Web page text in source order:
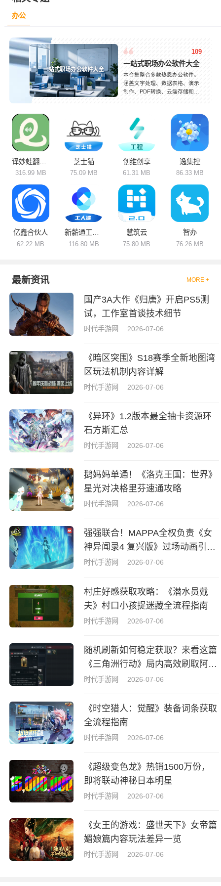
办公
109
一站式职场办公软件大全
本合集整合多款热恩办公软件。
涵盖文字处理、数据表格、演示
制作、PDF转换、云端存储和线
种场景。部分软件自带海量模
板、格式一键转换和多人在线协
同编辑功能，大幅减少重复工
作。不同软件各有优势，有的主
打轻量化快速编辑，有的侧重团
队协作与文件管理。告别繁琐操
作，借助各类实用工具简化工作
流程，随时随地处理办公事务，
轻松提升做事效率。
316.99 MB
芝士猫
75.09 MB
创维创享
61.31 MB
逸集控
86.33 MB
亿鑫合伙人
62.22 MB
新薪通工人端
116.80 MB
慧筑云
75.80 MB
智办
76.26 MB
最新资讯 MORE +
国产3A大作《归唐》开启PS5测
试，工作室首谈技术细节
时代手游网 2026-07-06
《暗区突围》S18赛季全新地图湾
区玩法机制内容详解
时代手游网 2026-07-06
《异环》1.2版本最全抽卡资源环
石方斯汇总
时代手游网 2026-07-06
鹅妈妈单通！《洛克王国：世界》
星光对决格里芬速通攻略
时代手游网 2026-07-06
强强联合！MAPPA全权负责《女
神异闻录4 复兴版》过场动画引热
议
时代手游网 2026-07-06
村庄好感获取攻略：《潜水员戴
夫》村口小孩捉迷藏全流程指南
时代手游网 2026-07-06
随机刷新如何稳定获取？来看这篇
《三角洲行动》局内高效刷取阿萨
拉牌盒指南
时代手游网 2026-07-06
《时空猎人：觉醒》装备词条获取
全流程指南
时代手游网 2026-07-06
《超级变色龙》热销1500万份，
即将联动神秘日本明星
时代手游网 2026-07-06
《女王的游戏：盛世天下》女帝篇
媚娘篇内容玩法差异一览
时代手游网 2026-07-06